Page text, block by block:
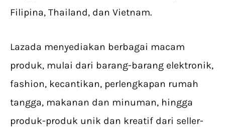
Filipina, Thailand, dan Vietnam.
Lazada menyediakan berbagai macam
produk, mulai dari barang-barang elektronik,
fashion, kecantikan, perlengkapan rumah
tangga, makanan dan minuman, hingga
produk-produk unik dan kreatif dari seller-